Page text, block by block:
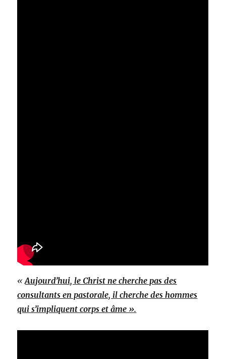
«Aujourd’hui, le Christ ne cherche pas des
consultants en pastorale, il cherche des hommes
qui s’impliquent corps et âme ».